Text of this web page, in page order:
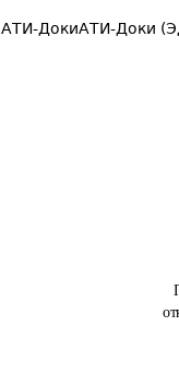
АТИ-ДокиАТИ-Доки